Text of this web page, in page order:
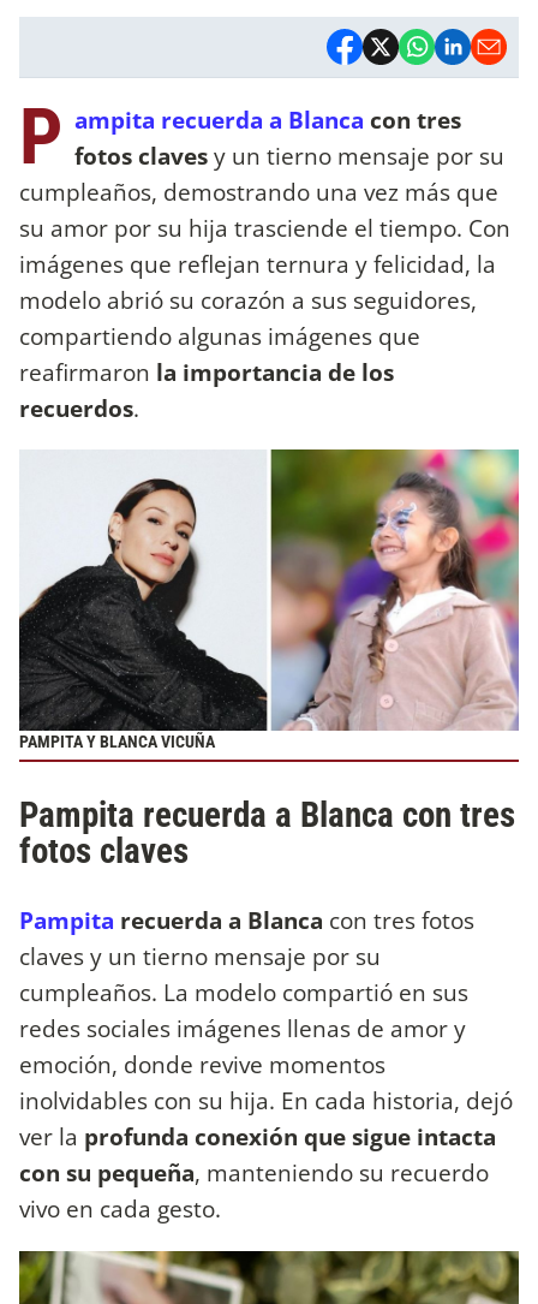
P ampita recuerda a Blanca con tres
fotos clavesy un tierno mensaje por su
cumpleaños, demostrando una vez más que
su amor por su hija trasciende el tiempo. Con
imágenes que reflejan ternura y felicidad, la
modelo abrió su corazón a sus seguidores,
compartiendo algunas imágenes que
reafirmaron la importancia de los
recuerdos.
PAMPITA Y BLANCA VICUÑA
Pampita recuerda a Blanca con tres
fotos claves
Pampita recuerda a Blanca con tres fotos
claves y un tierno mensaje por su
cumpleaños. La modelo compartió en sus
redes sociales imágenes llenas de amor y
emoción, donde revive momentos
inolvidables con su hija. En cada historia, dejó
ver la profunda conexión que sigue intacta
con su pequeña, manteniendo su recuerdo
vivo en cada gesto.